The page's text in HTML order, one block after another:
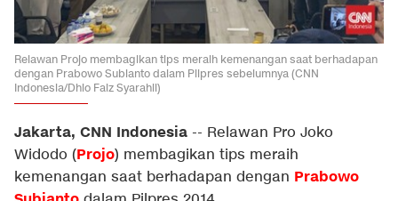
Relawan Projo membagikan tips meraih kemenangan saat berhadapan
dengan Prabowo Subianto dalam Pilpres sebelumnya (CNN
Indonesia/Dhio Faiz Syarahil)
Jakarta, CNN Indonesia -- Relawan Pro Joko
Widodo (Projo) membagikan tips meraih
kemenangan saat berhadapan dengan Prabowo